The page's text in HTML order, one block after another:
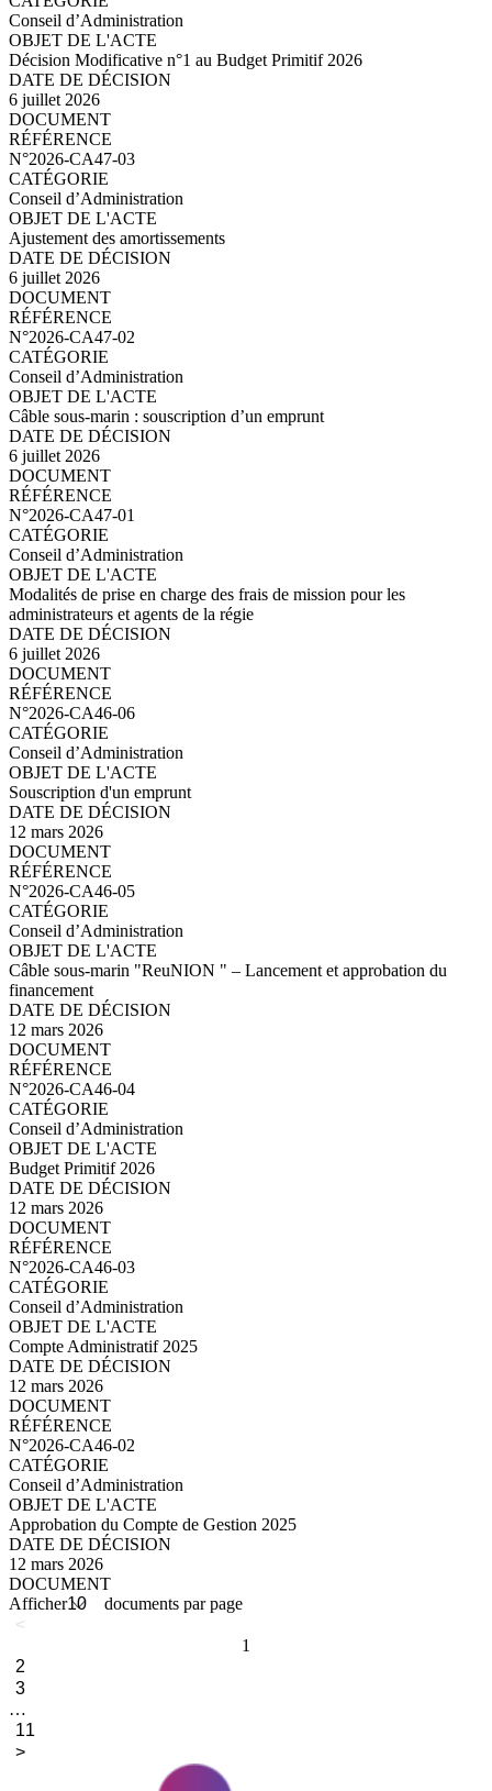
Conseil d’Administration
Décision Modificative n°1 au Budget Primitif 2026
6 juillet 2026
N°2026-CA47-03
Conseil d’Administration
Ajustement des amortissements
6 juillet 2026
N°2026-CA47-02
Conseil d’Administration
Câble sous-marin : souscription d’un emprunt
6 juillet 2026
N°2026-CA47-01
Conseil d’Administration
Modalités de prise en charge des frais de mission pour les
administrateurs et agents de la régie
6 juillet 2026
N°2026-CA46-06
Conseil d’Administration
Souscription d'un emprunt
12 mars 2026
N°2026-CA46-05
Conseil d’Administration
Câble sous-marin "ReuNION " – Lancement et approbation du
financement
12 mars 2026
N°2026-CA46-04
Conseil d’Administration
Budget Primitif 2026
12 mars 2026
N°2026-CA46-03
Conseil d’Administration
Compte Administratif 2025
12 mars 2026
N°2026-CA46-02
Conseil d’Administration
Approbation du Compte de Gestion 2025
12 mars 2026
Afficher
documents par page
<
1
2
3
…
11
>